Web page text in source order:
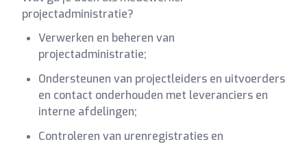
projectadministratie?
Verwerken en beheren van
projectadministratie;
Ondersteunen van projectleiders en uitvoerders
en contact onderhouden met leveranciers en
interne afdelingen;
Controleren van urenregistraties en